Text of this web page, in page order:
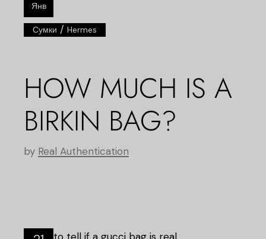
Янв
Сумки /Hermes
HOW MUCH IS A
BIRKIN BAG?
by Real Authentication